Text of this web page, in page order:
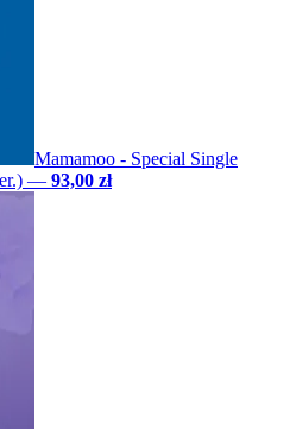
Mamamoo - Special Single
— 93,00 zł